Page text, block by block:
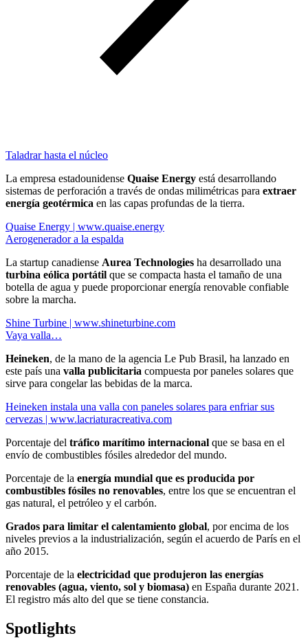
Taladrar hasta el núcleo
La empresa estadounidense Quaise Energy está desarrollando
sistemas de perforación a través de ondas milimétricas para extraer
energía geotérmica en las capas profundas de la tierra.
Quaise Energy | www.quaise.energy
Aerogenerador a la espalda
La startup canadiense Aurea Technologies ha desarrollado una
turbina eólica portátil que se compacta hasta el tamaño de una
botella de agua y puede proporcionar energía renovable confiable
sobre la marcha.
Shine Turbine | www.shineturbine.com
Vaya valla…
Heineken, de la mano de la agencia Le Pub Brasil, ha lanzado en
este país una valla publicitaria compuesta por paneles solares que
sirve para congelar las bebidas de la marca.
Heineken instala una valla con paneles solares para enfriar sus
cervezas | www.lacriaturacreativa.com
Porcentaje del tráfico marítimo internacional que se basa en el
envío de combustibles fósiles alrededor del mundo.
Porcentaje de la energía mundial que es producida por
combustibles fósiles no renovables, entre los que se encuentran el
gas natural, el petróleo y el carbón.
Grados para limitar el calentamiento global, por encima de los
niveles previos a la industrialización, según el acuerdo de París en el
año 2015.
Porcentaje de la electricidad que produjeron las energías
renovables (agua, viento, sol y biomasa) en España durante 2021.
El registro más alto del que se tiene constancia.
Spotlights